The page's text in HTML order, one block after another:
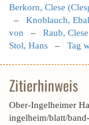
Berkorn, Clese
– Knoblauch,
von – Raub, Clese
Stol, Hans – Tag
Zitierhinweis
Ober-Ingelheimer
ingelheim/blatt/